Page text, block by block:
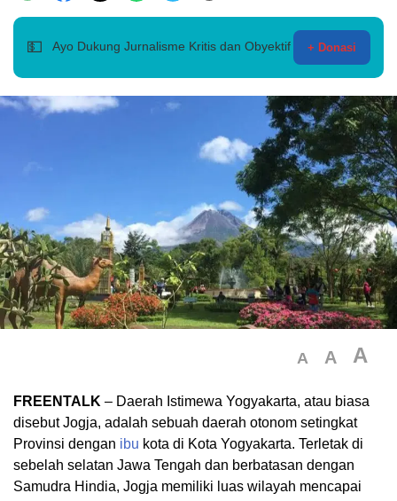
💵 Ayo Dukung Jurnalisme Kritis dan Obyektif + Donasi
A A A
FREENTALK – Daerah Istimewa Yogyakarta, atau biasa
disebut Jogja, adalah sebuah daerah otonom setingkat
Provinsi dengan ibu kota di Kota Yogyakarta. Terletak di
sebelah selatan Jawa Tengah dan berbatasan dengan
Samudra Hindia, Jogja memiliki luas wilayah mencapai